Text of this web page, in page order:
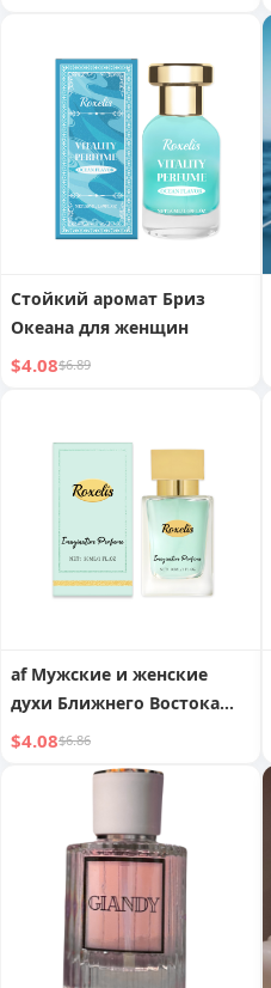
Стойкий аромат Бриз
Океана для женщин
$4.08$6.89
af Мужские и женские
духи Ближнего Востока
Арабский Дубай shein tk
$4.08$6.86